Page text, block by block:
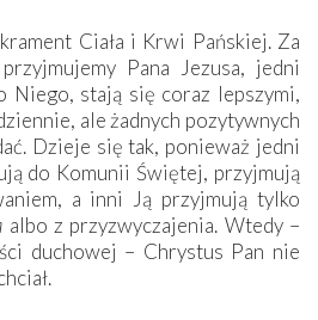
Ciała i Krwi Pańskiej. Za
Pana Jezusa, jedni
Niego, stają się coraz lepszymi,
ale żadnych pozytywnych
Dzieje się tak, ponieważ jedni
do Komunii Świętej, przyjmują
a inni Ją przyjmują tylko
albo z przyzwyczajenia. Wtedy –
duchowej – Chrystus Pan nie